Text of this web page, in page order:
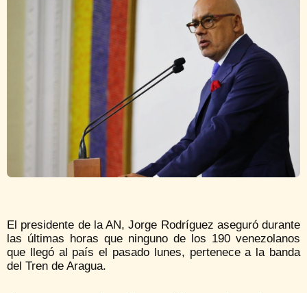
El presidente de la AN, Jorge Rodríguez aseguró durante
las últimas horas que ninguno de los 190 venezolanos
que llegó al país el pasado lunes, pertenece a la banda
del Tren de Aragua.